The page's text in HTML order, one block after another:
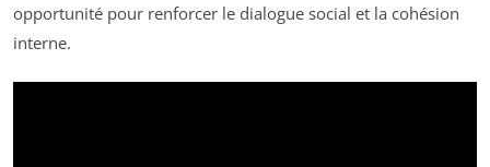
opportunité pour renforcer le dialogue social et la cohésion
interne.